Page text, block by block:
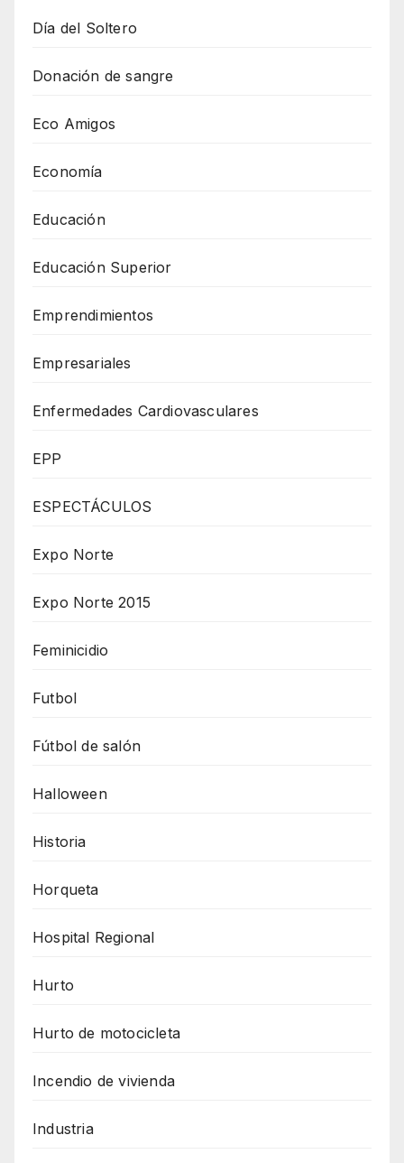
Día del Soltero
Donación de sangre
Eco Amigos
Economía
Educación
Educación Superior
Emprendimientos
Empresariales
Enfermedades Cardiovasculares
EPP
ESPECTÁCULOS
Expo Norte
Expo Norte 2015
Feminicidio
Futbol
Fútbol de salón
Halloween
Historia
Horqueta
Hospital Regional
Hurto
Hurto de motocicleta
Incendio de vivienda
Industria